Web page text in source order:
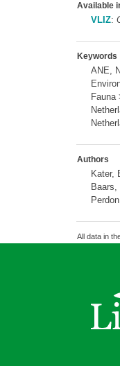
Available
VLIZ:
Keywords
ANE,
Fauna
Authors
Kater,
Baars,
All data in